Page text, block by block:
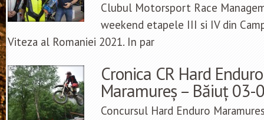
Clubul Motorsport Race
weekend etapele III si IV din
Viteza al Romaniei 2021. In par
Cronica CR Hard
Maramureș – Băiuț 03-
Concursul Hard Enduro